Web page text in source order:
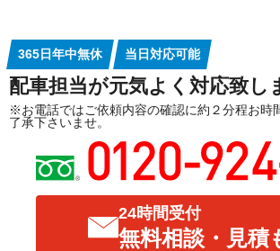
365日年中無休 当日対応可能
配車担当が元気よく対応致し
※お電話ではご依頼内容の確認に約２分程お時
了承下さいませ。
24時間受付
無料相談・見積